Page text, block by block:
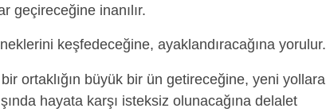
geçireceğine inanılır.
keşfedeceğine, ayaklandıracağına yorulur.
ortaklığın büyük bir ün getireceğine, yeni yollara
hayata karşı isteksiz olunacağına delalet